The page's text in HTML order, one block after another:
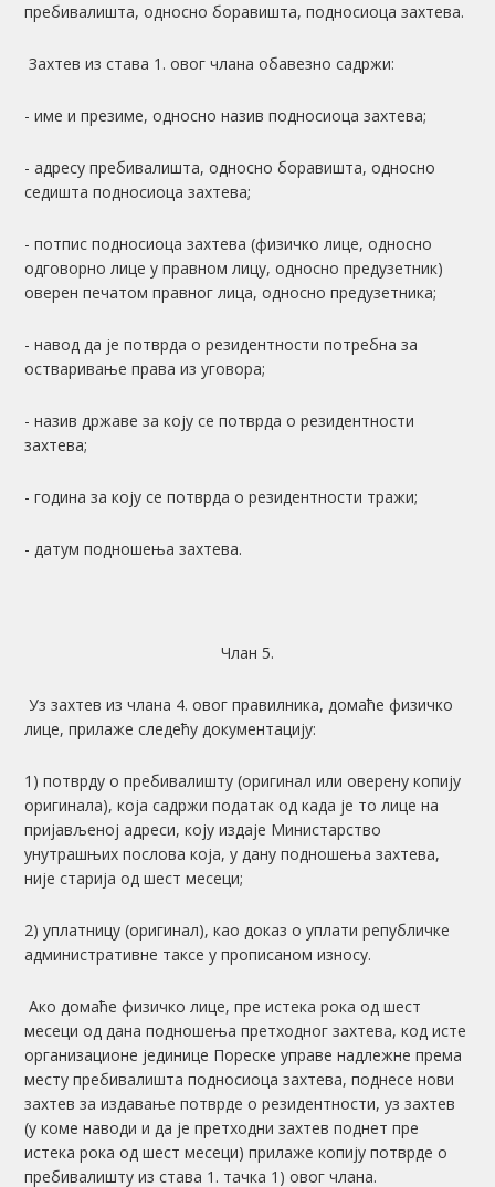
пребивалишта, односно боравишта, подносиоца захтева.
Захтев из става 1. овог члана обавезно садржи:
- име и презиме, односно назив подносиоца захтева;
- адресу пребивалишта, односно боравишта, односно
седишта подносиоца захтева;
- потпис подносиоца захтева (физичко лице, односно
одговорно лице у правном лицу, односно предузетник)
оверен печатом правног лица, односно предузетника;
- навод да је потврда о резидентности потребна за
остваривање права из уговора;
- назив државе за коју се потврда о резидентности
захтева;
- година за коју се потврда о резидентности тражи;
- датум подношења захтева.
Члан 5.
Уз захтев из члана 4. овог правилника, домаће физичко
лице, прилаже следећу документацију:
1) потврду о пребивалишту (оригинал или оверену копију
оригинала), која садржи податак од када је то лице на
пријављеној адреси, коју издаје Министарство
унутрашњих послова која, у дану подношења захтева,
није старија од шест месеци;
2) уплатницу (оригинал), као доказ о уплати републичке
административне таксе у прописаном износу.
Ако домаће физичко лице, пре истека рока од шест
месеци од дана подношења претходног захтева, код исте
организационе јединице Пореске управе надлежне према
месту пребивалишта подносиоца захтева, поднесе нови
захтев за издавање потврде о резидентности, уз захтев
(у коме наводи и да је претходни захтев поднет пре
истека рока од шест месеци) прилаже копију потврде о
пребивалишту из става 1. тачка 1) овог члана.